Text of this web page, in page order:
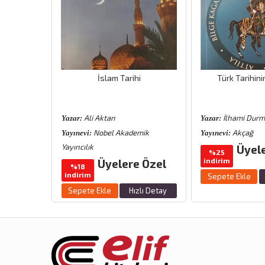
İslam Tarihi
Yazar:Ali Aktan
Yayınevi:Nobel Akademik
Yayıncılık
%18
indirim
Üyelere Özel
Sepete Ekle Hızlı Detay
Türk
Yazar: İlhami
Yayınevi: Akçağ
%25
indirim
Sepete Ekle